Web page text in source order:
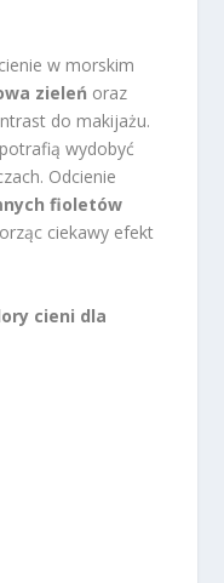
w morskim
zieleń oraz
do makijażu.
wydobyć
Odcienie
fioletów
ciekawy efekt
cieni dla